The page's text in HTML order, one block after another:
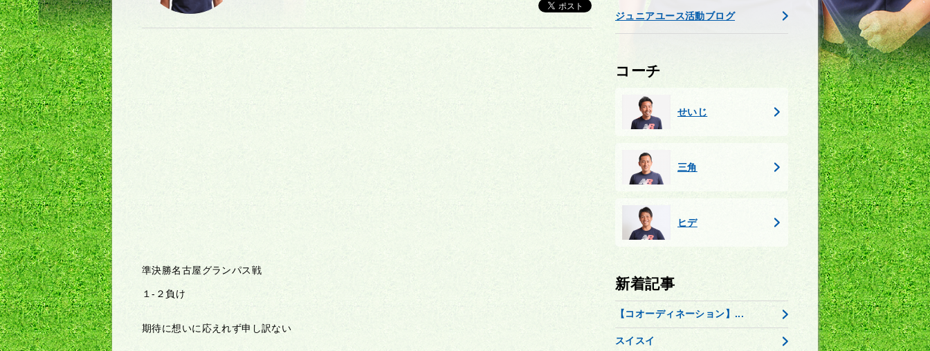
準決勝名古屋グランパス戦
１-２負け
期待に想いに応えれず申し訳ない
ジュニアユース活動ブログ
コーチ
せいじ
三角
ヒデ
新着記事
【コオーディネーション】...
スイスイ